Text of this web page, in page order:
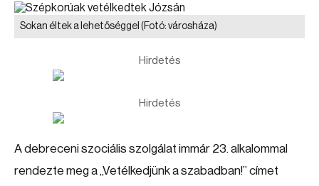
Sokan éltek a lehetőséggel (Fotó: városháza)
Hirdetés
Hirdetés
A debreceni szociális szolgálat immár 23. alkalommal
rendezte meg a „Vetélkedjünk a szabadban!” címet